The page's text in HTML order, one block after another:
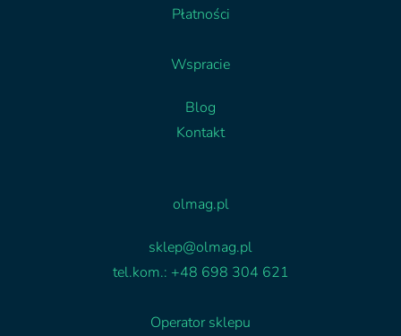
Płatności
Wspracie
Blog
Kontakt
olmag.pl
sklep@olmag.pl
tel.kom.: +48 698 304 621
Operator sklepu